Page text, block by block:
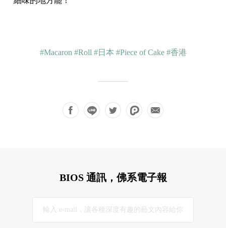
#Macaron #Roll #日本 #Piece of Cake #香港
BIOS 通訊，佛系電子報